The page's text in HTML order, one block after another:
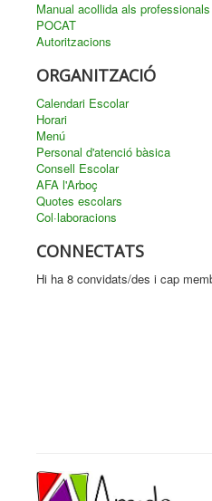
Manual acollida als professionals
POCAT
Autoritzacions
ORGANITZACIÓ
Calendari Escolar
Horari
Menú
Personal d'atenció bàsica
Consell Escolar
AFA l'Arboç
Quotes escolars
Col·laboracions
CONNECTATS
Hi ha 8 convidats/des i cap